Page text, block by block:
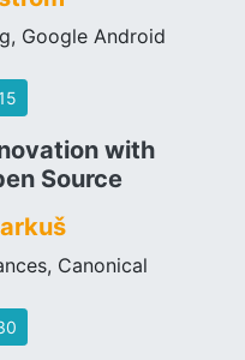
Google Android
with
Source
Canonical